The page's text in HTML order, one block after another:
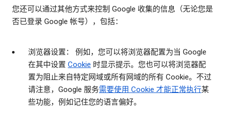
您还可以通过其他方式来控制 Google 收集的信息（无论您是
否已登录 Google 帐号），包括：
浏览器设置： 例如，您可以将浏览器配置为当 Google
在其中设置 Cookie 时显示提示。您也可以将浏览器配
置为阻止来自特定网域或所有网域的所有 Cookie。不过
请注意，Google 服务需要使用 Cookie 才能正常执行某
些功能，例如记住您的语言偏好。